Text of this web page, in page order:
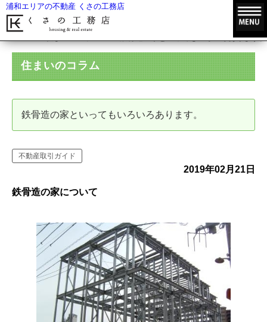
浦和エリアの不動産 くさの工務店
鉄骨造の家といってもいろいろあります。
住まいのコラム
鉄骨造の家といってもいろいろあります。
不動産取引ガイド
2019年02月21日
鉄骨造の家について